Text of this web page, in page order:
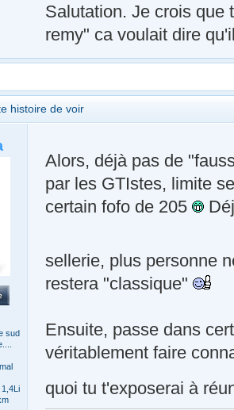
Salutation. Je crois que
remy" ca voulait dire
histoire de voir
sud
Alors, déjà pas de
par les GTIstes, limite
certain fofo de 205
sellerie, plus personne
restera "classique"
Ensuite, passe dans
véritablement faire
quoi tu t'exposerai à